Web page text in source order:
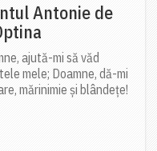
Antonie de
ajută-mi să văd
mele; Doamne, dă-mi
mărinimie şi blândeţe!